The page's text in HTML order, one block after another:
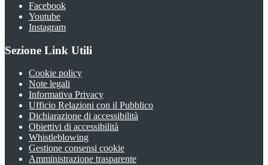
Facebook
Youtube
Instagram
Sezione Link Utili
Cookie policy
Note legali
Informativa Privacy
Ufficio Relazioni con il Pubblico
Dichiarazione di accessibilità
Obiettivi di accessibilità
Whistleblowing
Gestione consensi cookie
Amministrazione trasparente